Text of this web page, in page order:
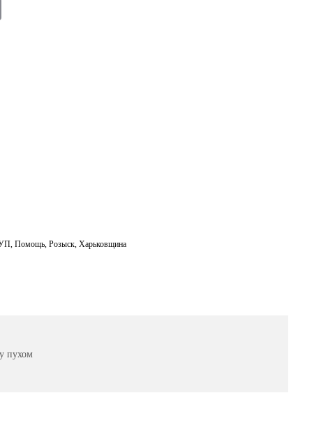
,Помощь,Розыск,Харьковщина
пухом